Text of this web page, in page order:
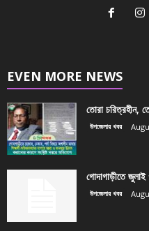
EVEN MORE NEWS
তোরা চরিত্রহীন,
উপজেলার খবর
গোদাগাড়ীতে
উপজেলার খবর